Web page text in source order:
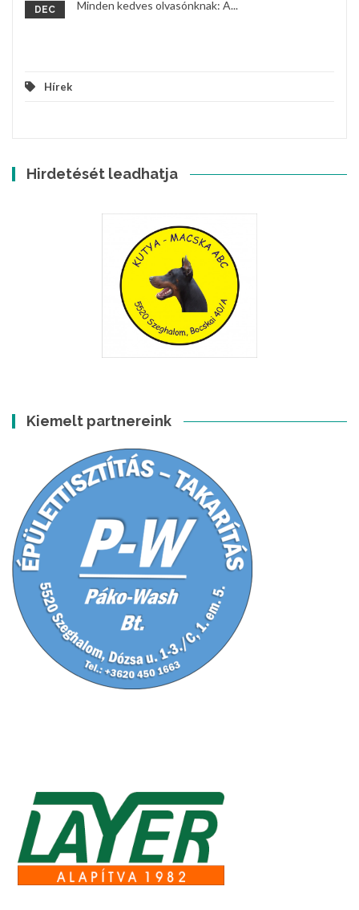
DEC Minden kedves olvasónknak: A...
Hírek
Hirdetését leadhatja
Kiemelt partnereink